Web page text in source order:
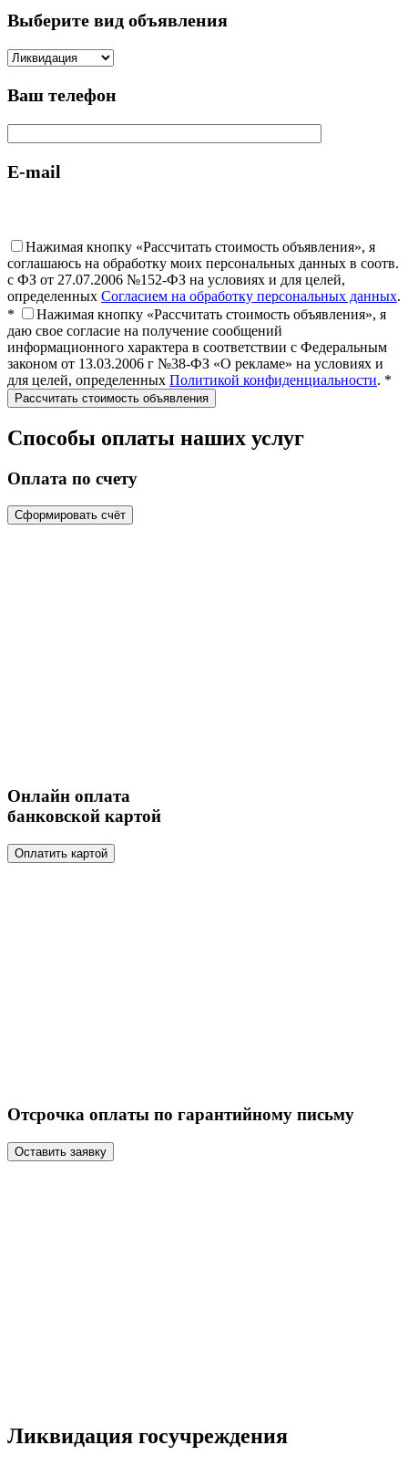
Выберите вид объявления
Ваш телефон
E-mail
Нажимая кнопку «Рассчитать стоимость объявления», я
соглашаюсь на обработку моих персональных данных в соотв.
с ФЗ от 27.07.2006 №152-ФЗ на условиях и для целей,
определенных Согласием на обработку персональных данных.
*
Нажимая кнопку «Рассчитать стоимость объявления», я
даю свое согласие на получение сообщений
информационного характера в соответствии с Федеральным
законом от 13.03.2006 г №38-ФЗ «О рекламе» на условиях и
для целей, определенных Политикой конфиденциальности. *
Способы оплаты наших услуг
Оплата по счету
Сформировать счёт
Онлайн оплата
банковской картой
Оплатить картой
Отсрочка оплаты по гарантийному письму
Оставить заявку
Ликвидация госучреждения